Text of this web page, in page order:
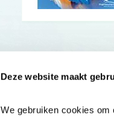
Deze website maakt
We gebruiken cookies